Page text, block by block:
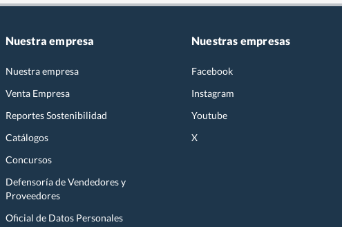
Nuestra empresa
Nuestra empresa
Venta Empresa
Reportes Sostenibilidad
Catálogos
Concursos
Defensoría de Vendedores y
Proveedores
Oficial de Datos Personales
Nuestras empresas
Facebook
Instagram
Youtube
X